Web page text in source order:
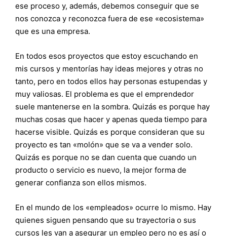
ese proceso y, además, debemos conseguir que se
nos conozca y reconozca fuera de ese «ecosistema»
que es una empresa.
En todos esos proyectos que estoy escuchando en
mis cursos y mentorías hay ideas mejores y otras no
tanto, pero en todos ellos hay personas estupendas y
muy valiosas. El problema es que el emprendedor
suele mantenerse en la sombra. Quizás es porque hay
muchas cosas que hacer y apenas queda tiempo para
hacerse visible. Quizás es porque consideran que su
proyecto es tan «molón» que se va a vender solo.
Quizás es porque no se dan cuenta que cuando un
producto o servicio es nuevo, la mejor forma de
generar confianza son ellos mismos.
En el mundo de los «empleados» ocurre lo mismo. Hay
quienes siguen pensando que su trayectoria o sus
cursos les van a asegurar un empleo pero no es así o